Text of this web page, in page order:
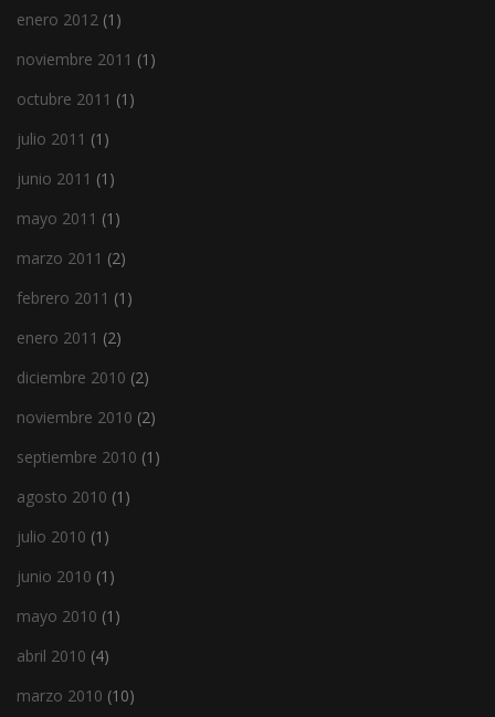
enero 2012 (1)
noviembre 2011 (1)
octubre 2011 (1)
julio 2011 (1)
junio 2011 (1)
mayo 2011 (1)
marzo 2011 (2)
febrero 2011 (1)
enero 2011 (2)
diciembre 2010 (2)
noviembre 2010 (2)
septiembre 2010 (1)
agosto 2010 (1)
julio 2010 (1)
junio 2010 (1)
mayo 2010 (1)
abril 2010 (4)
marzo 2010 (10)